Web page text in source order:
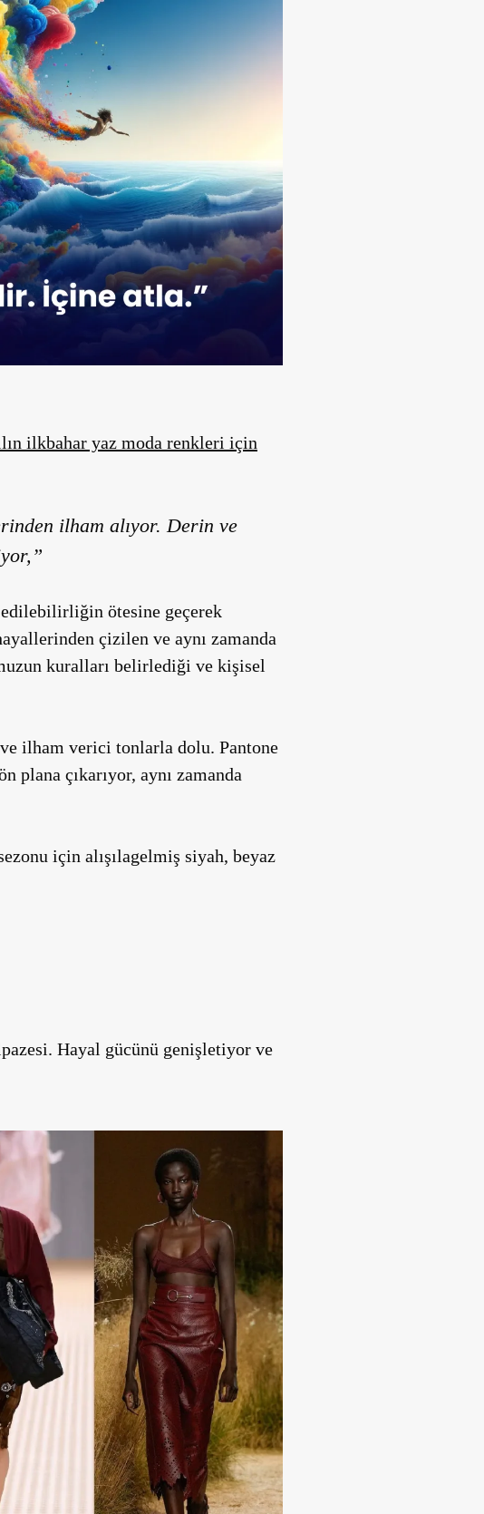
ilkbahar yaz moda renkleri için
ilham alıyor. Derin ve
edilebilirliğin ötesine geçerek
çizilen ve aynı zamanda
kuralları belirlediği ve kişisel
ilham verici tonlarla dolu. Pantone
plana çıkarıyor, aynı zamanda
için alışılagelmiş siyah, beyaz
Hayal gücünü genişletiyor ve